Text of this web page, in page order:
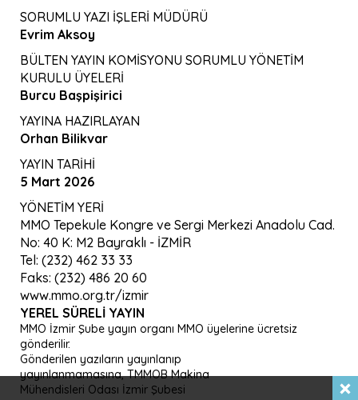
SORUMLU YAZI İŞLERİ MÜDÜRÜ
Evrim Aksoy
BÜLTEN YAYIN KOMİSYONU SORUMLU YÖNETİM
KURULU ÜYELERİ
Burcu Başpişirici
YAYINA HAZIRLAYAN
Orhan Bilikvar
YAYIN TARİHİ
5 Mart 2026
YÖNETİM YERİ
MMO Tepekule Kongre ve Sergi Merkezi Anadolu Cad.
No: 40 K: M2 Bayraklı - İZMİR
Tel: (232) 462 33 33
Faks: (232) 486 20 60
www.mmo.org.tr/izmir
YEREL SÜRELI YAYIN
MMO İzmir Şube yayın organı MMO üyelerine ücretsiz
gönderilir.
Gönderilen yazıların yayınlanıp
yayınlanmamasına, TMMOB Makina
Mühendisleri Odası İzmir Şubesi